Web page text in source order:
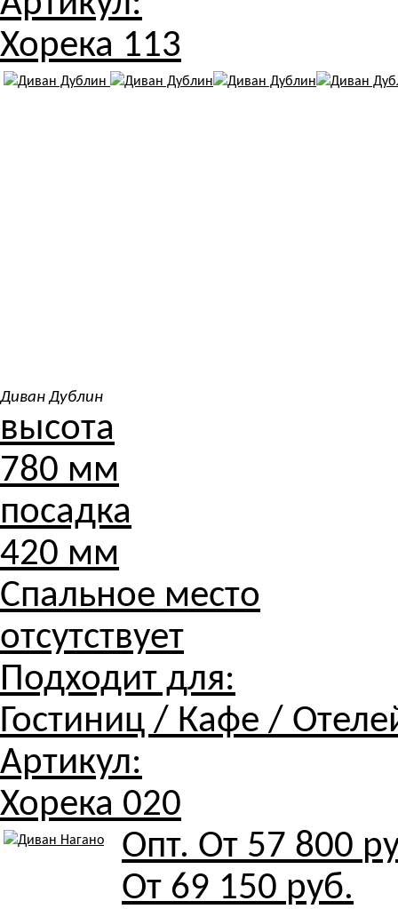
Хорека 113
Диван Дублин
высота
780 мм
посадка
420 мм
Спальное место
отсутствует
Подходит для:
Гостиниц / Кафе /
Артикул:
Хорека 020
Опт. От 57 800
От 69 150 руб.